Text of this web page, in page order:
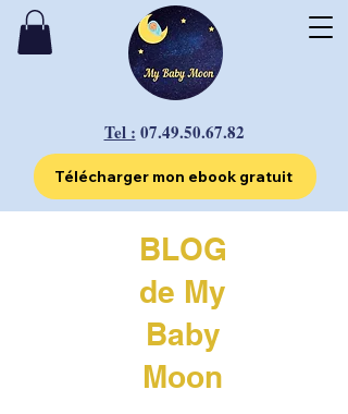
Tel : 07.49.50.67.82
Télécharger mon ebook gratuit
BLOG
de My
Baby
Moon